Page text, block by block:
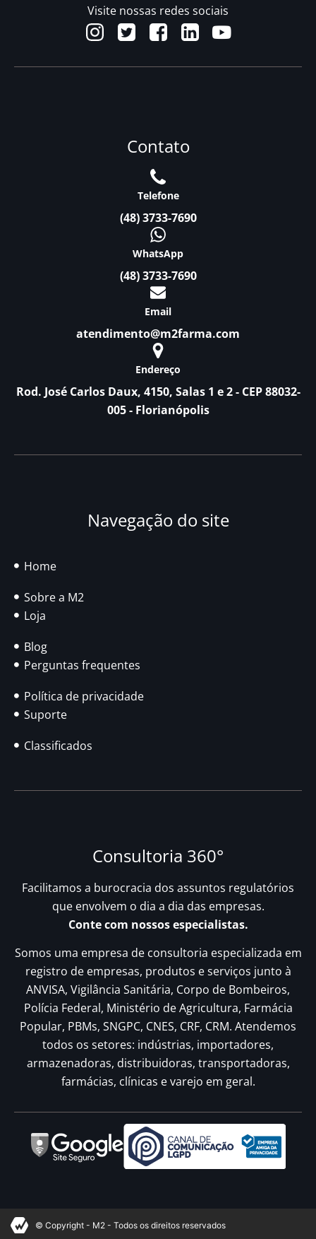
Visite nossas redes sociais
Contato
Telefone
(48) 3733-7690
WhatsApp
(48) 3733-7690
Email
atendimento@m2farma.com
Endereço
Rod. José Carlos Daux, 4150, Salas 1 e 2 - CEP 88032-
005 - Florianópolis
Navegação do site
Home
Sobre a M2
Loja
Blog
Perguntas frequentes
Política de privacidade
Suporte
Classificados
Consultoria 360°
Facilitamos a burocracia dos assuntos regulatórios
que envolvem o dia a dia das empresas.
Conte com nossos especialistas.
Somos uma empresa de consultoria especializada em
registro de empresas, produtos e serviços junto à
ANVISA, Vigilância Sanitária, Corpo de Bombeiros,
Polícia Federal, Ministério de Agricultura, Farmácia
Popular, PBMs, SNGPC, CNES, CRF, CRM. Atendemos
todos os setores: indústrias, importadores,
armazenadoras, distribuidoras, transportadoras,
farmácias, clínicas e varejo em geral.
© Copyright - M2 - Todos os direitos reservados